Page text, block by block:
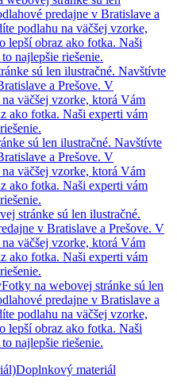
predajne v Bratislave a
podlahu na väčšej vzorke,
lepší obraz ako fotka. Naši
najlepšie riešenie.
sú len ilustračné. Navštívte
a Prešove. V
väčšej vzorke, ktorá Vám
ako fotka. Naši experti vám
sú len ilustračné. Navštívte
a Prešove. V
väčšej vzorke, ktorá Vám
ako fotka. Naši experti vám
stránke sú len ilustračné.
v Bratislave a Prešove. V
väčšej vzorke, ktorá Vám
ako fotka. Naši experti vám
Fotky na webovej stránke sú len
predajne v Bratislave a
podlahu na väčšej vzorke,
lepší obraz ako fotka. Naši
najlepšie riešenie.
Doplnkový materiál